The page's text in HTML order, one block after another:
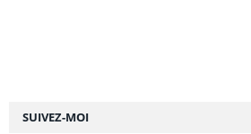
SUIVEZ-MOI